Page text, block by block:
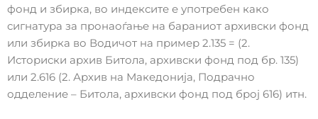
фонд и збирка, во индексите е употребен како
сигнатура за пронаоѓање на бараниот архивски фонд
или збирка во Водичот на пример 2.135 = (2.
Историски архив Битола, архивски фонд под бр. 135)
или 2.616 (2. Архив на Македонија, Подрачно
одделение – Битола, архивски фонд под број 616) итн.